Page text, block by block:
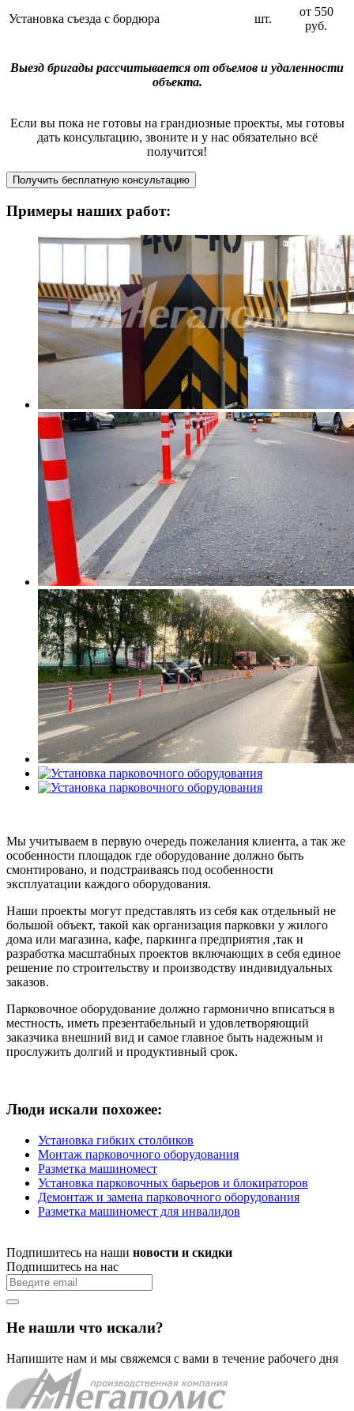
Установка съезда с бордюра шт.
от 550
руб.
Выезд бригады рассчитывается от объемов и удаленности
объекта.
Если вы пока не готовы на грандиозные проекты, мы готовы
дать консультацию, звоните и у нас обязательно всё
получится!
Получить бесплатную консультацию
Примеры наших работ:
Мы учитываем в первую очередь пожелания клиента, а так же
особенности площадок где оборудование должно быть
смонтировано, и подстраиваясь под особенности
эксплуатации каждого оборудования.
Наши проекты могут представлять из себя как отдельный не
большой объект, такой как организация парковки у жилого
дома или магазина, кафе, паркинга предприятия ,так и
разработка масштабных проектов включающих в себя единое
решение по строительству и производству индивидуальных
заказов.
Парковочное оборудование должно гармонично вписаться в
местность, иметь презентабельный и удовлетворяющий
заказчика внешний вид и самое главное быть надежным и
прослужить долгий и продуктивный срок.
Люди искали похожее:
Установка гибких столбиков
Монтаж парковочного оборудования
Разметка машиномест
Установка парковочных барьеров и блокираторов
Демонтаж и замена парковочного оборудования
Разметка машиномест для инвалидов
Подпишитесь на наши новости и скидки
Подпишитесь на нас
Не нашли что искали?
Напишите нам и мы свяжемся с вами в течение рабочего дня